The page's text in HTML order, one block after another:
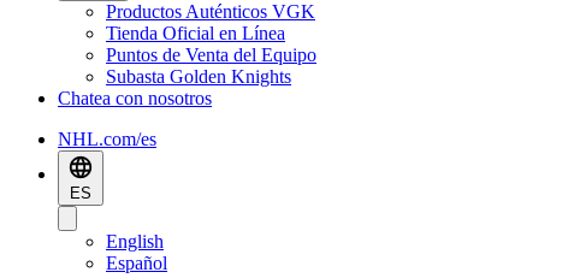
Productos Auténticos VGK
Tienda Oficial en Línea
Puntos de Venta del Equipo
Subasta Golden Knights
Chatea con nosotros
NHL.com/es
ES
English
Español